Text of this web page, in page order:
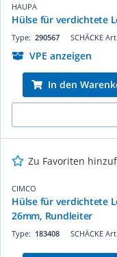
HAUPA
Hülse für verdichtete
SCHÄCKE
Type: 290567
VPE anzeigen
In den
Zu Favoriten
CIMCO
Hülse für verdichtete
26mm, Rundleiter
SCHÄCKE
Type: 183408